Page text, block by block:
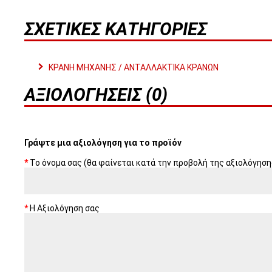
ΣΧΕΤΙΚΈΣ ΚΑΤΗΓΟΡΊΕΣ
ΚΡΑΝΗ ΜΗΧΑΝΗΣ / ΑΝΤΑΛΛΑΚΤΙΚΑ ΚΡΑΝΩΝ
ΑΞΙΟΛΟΓΉΣΕΙΣ (0)
Γράψτε μια αξιολόγηση για το προϊόν
Το όνομα σας (θα φαίνεται κατά την προβολή της
Η Αξιολόγηση σας